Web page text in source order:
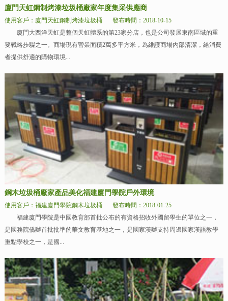
廈門天虹鋼制烤漆垃圾桶廠家年度集采供應商
使用客戶：廈門天虹鋼制烤漆垃圾桶
發布時間：2018-10-15
廈門大西洋天虹是整個天虹體系的第23家分店，也是公司發展東南區域的重
要戰略步驟之一。商場現有營業面積2萬多平方米，為維護商場內部清潔，給消費
者提供舒適的購物環境...
鋼木垃圾桶廠家產品美化福建廈門學院戶外環境
使用客戶：福建廈門學院鋼木垃圾桶
發布時間：2018-01-25
福建廈門學院是中國教育部首批公布的有資格招收外國留學生的單位之一，
是國務院僑辦首批批準的華文教育基地之一，是國家漢辦支持周邊國家漢語教學
重點學校之一，是國...